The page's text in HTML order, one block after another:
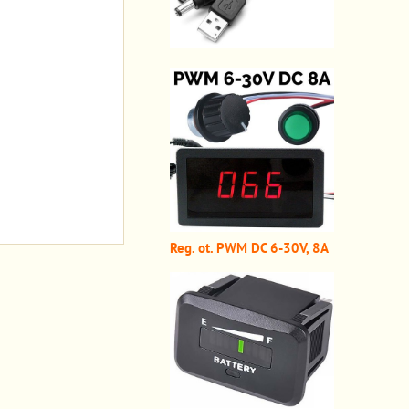
Reg. ot. PWM DC 6-30V, 8A